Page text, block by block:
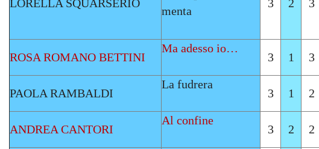
LORELLA SQUARSERIO
menta
3 2 3
ROSA ROMANO BETTINI
Ma adesso io…
3 1 3
PAOLA RAMBALDI
La fudrera
3 1 2
ANDREA CANTORI
Al confine
3 2 2